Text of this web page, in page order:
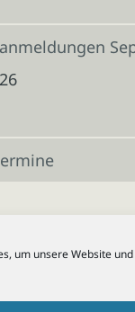
um unsere Website